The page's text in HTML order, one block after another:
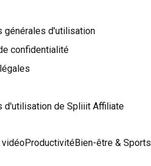
générales d'utilisation
confidentialité
d'utilisation de Spliiit Affiliate
ProductivitéBien-être & Sports